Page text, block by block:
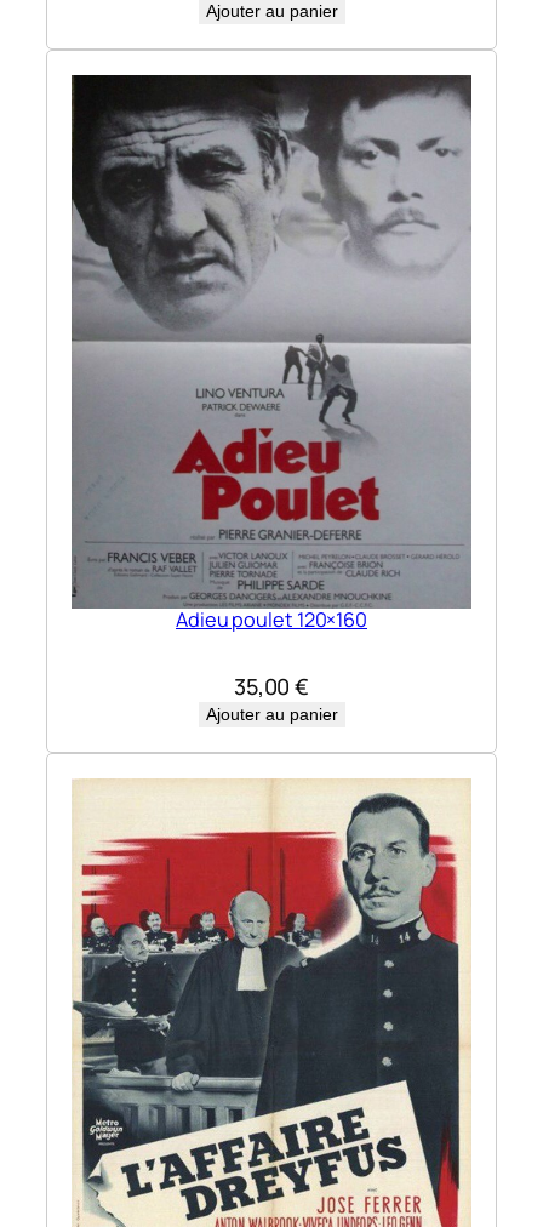
Ajouter au panier
Adieu poulet 120×160
35,00€
Ajouter au panier